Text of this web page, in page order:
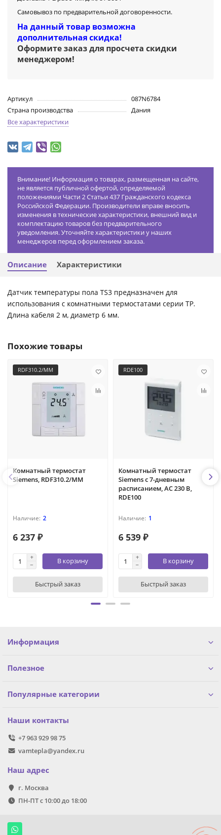
Самовывоз по предварительной договоренности.
На данный товар возможна
дополнительная скидка!
Оформите заказ для просчета скидки
менеджером!
Артикул
087N6784
Страна производства
Дания
Все характеристики
Внимание! Информация о товарах, размещенная на сайте,
не является публичной офертой, определяемой
положениями Части 2 Статьи 437 Гражданского кодекса
Российской Федерации. Производители вправе вносить
изменения в технические характеристики, внешний вид и
комплектацию товаров без предварительного
уведомления. Уточняйте характеристики у наших
менеджеров перед оформлением заказа.
Описание Характеристики
Датчик температуры пола TS3 предназначен для
использования с комнатными термостатами серии TP.
Длина кабеля 2 м, диаметр 6 мм.
Похожие товары
RDF310.2/ММ
Комнатный термостат
Siemens, RDF310.2/MM
2
6 237 ₽
В корзину
Быстрый заказ
RDE100
Комнатный термостат
Siemens с 7-дневным
расписанием, AC 230 В,
RDE100
1
6 539 ₽
В корзину
Быстрый заказ
Информация
Полезное
Популярные категории
Наши контакты
+7 963 929 98 75
vamtepla@yandex.ru
Наш адрес
г. Москва
ПН-ПТ с 10:00 до 18:00